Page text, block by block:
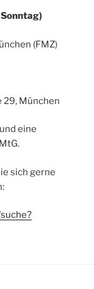
(FMZ)
München
eine
sich gerne